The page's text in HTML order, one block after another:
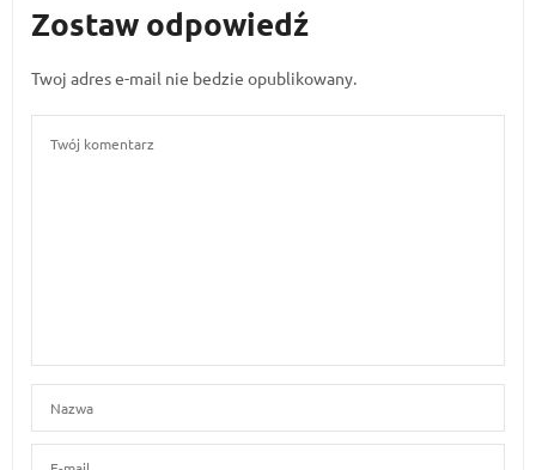
Zostaw odpowiedź
Twoj adres e-mail nie bedzie opublikowany.